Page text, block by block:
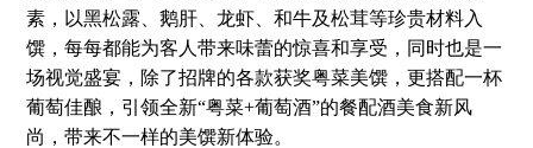
素，以黑松露、鹅肝、龙虾、和牛及松茸等珍贵材料入
馔，每每都能为客人带来味蕾的惊喜和享受，同时也是一
场视觉盛宴，除了招牌的各款获奖粤菜美馔，更搭配一杯
葡萄佳酿，引领全新“粤菜+葡萄酒”的餐配酒美食新风
尚，带来不一样的美馔新体验。